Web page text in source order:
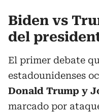
Biden vs
del
El primer debate
estadounidenses
Donald Trump y
marcado por